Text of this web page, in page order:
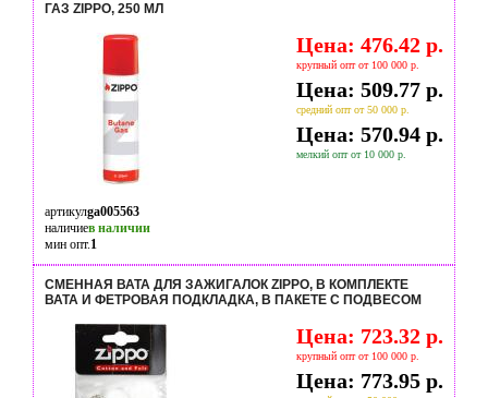
ГАЗ ZIPPO, 250 МЛ
Цена: 476.42 р.
крупный опт от 100 000 р.
Цена: 509.77 р.
средний опт от 50 000 р.
Цена: 570.94 р.
мелкий опт от 10 000 р.
артикулga005563
наличиев наличии
мин опт.1
СМЕННАЯ ВАТА ДЛЯ ЗАЖИГАЛОК ZIPPO, В КОМПЛЕКТЕ
ВАТА И ФЕТРОВАЯ ПОДКЛАДКА, В ПАКЕТЕ С ПОДВЕСОМ
Цена: 723.32 р.
крупный опт от 100 000 р.
Цена: 773.95 р.